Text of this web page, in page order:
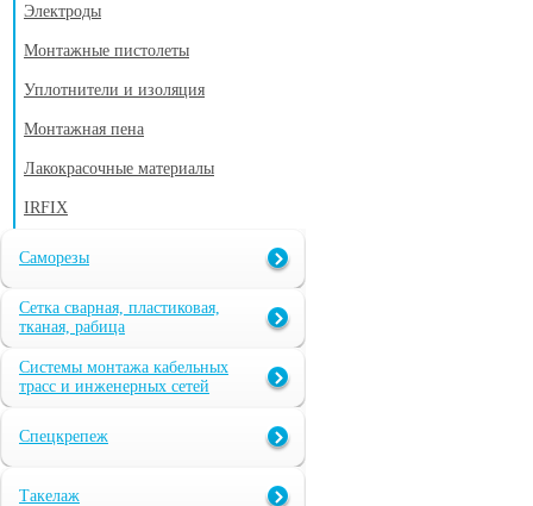
Электроды
Монтажные пистолеты
Уплотнители и изоляция
Монтажная пена
Лакокрасочные материалы
IRFIX
Саморезы
Сетка сварная, пластиковая,
тканая, рабица
Системы монтажа кабельных
трасс и инженерных сетей
Спецкрепеж
Такелаж